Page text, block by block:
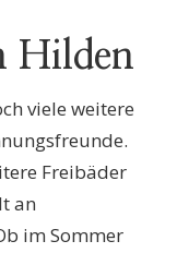
Hilden
viele weitere
Freibäder
an
im Sommer